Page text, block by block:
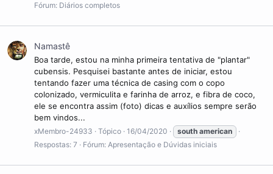
Fórum: Diários completos
Namastê
Boa tarde, estou na minha primeira tentativa de "plantar"
cubensis. Pesquisei bastante antes de iniciar, estou
tentando fazer uma técnica de casing com o copo
colonizado, vermiculita e farinha de arroz, e fibra de coco,
ele se encontra assim (foto) dicas e auxílios sempre serão
bem vindos...
xMembro-24933 Tópico 16/04/2020 south american
Respostas: 7
Fórum: Apresentação e Dúvidas iniciais